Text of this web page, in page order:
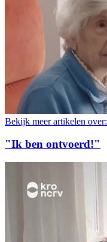
Bekijk meer artikelen over:
"Ik ben ontvoerd!"